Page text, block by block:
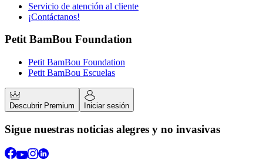
Servicio de atención al cliente
¡Contáctanos!
Petit BamBou Foundation
Petit BamBou Foundation
Petit BamBou Escuelas
Descubrir Premium Iniciar sesión
Sigue nuestras noticias alegres y no invasivas